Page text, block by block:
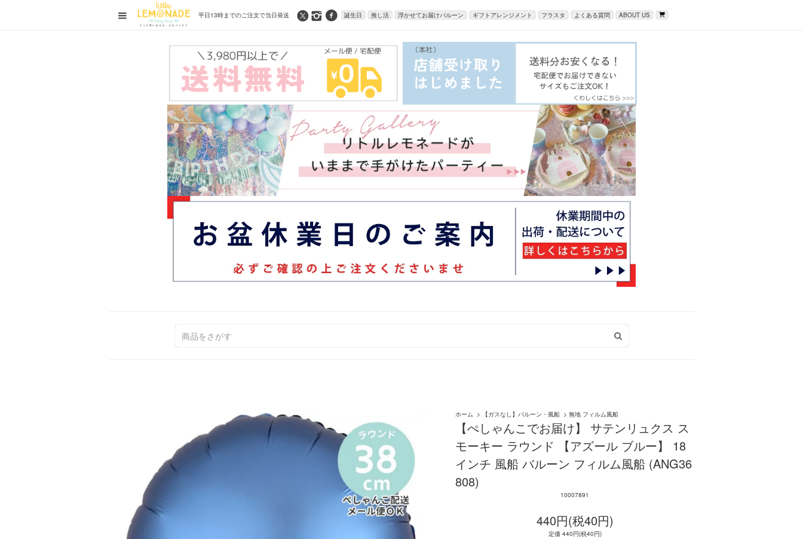
平日13時までのご注文で当日発送 誕生日 推し活 浮かせてお届けバルーン ギフトアレンジメント フラスタ よくある質問 ABOUT US
ホーム > 【ガスなし】バルーン・風船 > 無地 フィルム風船
【ぺしゃんこでお届け】 サテンリュクス ス
モーキー ラウンド 【アズール ブルー】 18
インチ 風船 バルーン フィルム風船 (ANG36
808)
10007891
440円(税40円)
定価 440円(税40円)